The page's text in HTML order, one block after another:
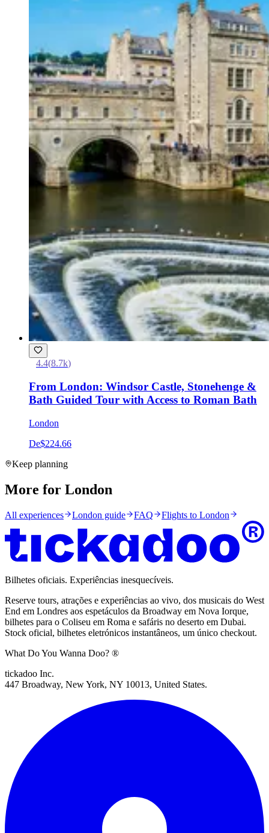
4.4(8.7k)
From London: Windsor Castle, Stonehenge &
Bath Guided Tour with Access to Roman Bath
London
De$224.66
Keep planning
More for London
All experiences London guide FAQ Flights to London
Bilhetes oficiais. Experiências inesquecíveis.
Reserve tours, atrações e experiências ao vivo, dos musicais do West
End em Londres aos espetáculos da Broadway em Nova Iorque,
bilhetes para o Coliseu em Roma e safáris no deserto em Dubai.
Stock oficial, bilhetes eletrónicos instantâneos, um único checkout.
What Do You Wanna Doo? ®
tickadoo Inc.
447 Broadway, New York, NY 10013, United States.